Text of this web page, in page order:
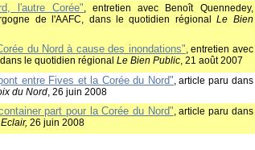
l'autre Corée" , entretien avec Benoît Quennedey,
de l'AAFC, dans le quotidien régionalLe Bien
du Nord à cause des inondations", entretien avec
dans le quotidien régionalLe Bien Public, 21 août 2007
entre Fives et la Corée du Nord" , article paru dans
du Nord , 26 juin 2008
part pour la Corée du Nord" , article paru dans
26 juin 2008